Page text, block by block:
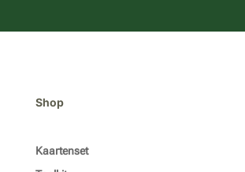
Shop
Kaartenset